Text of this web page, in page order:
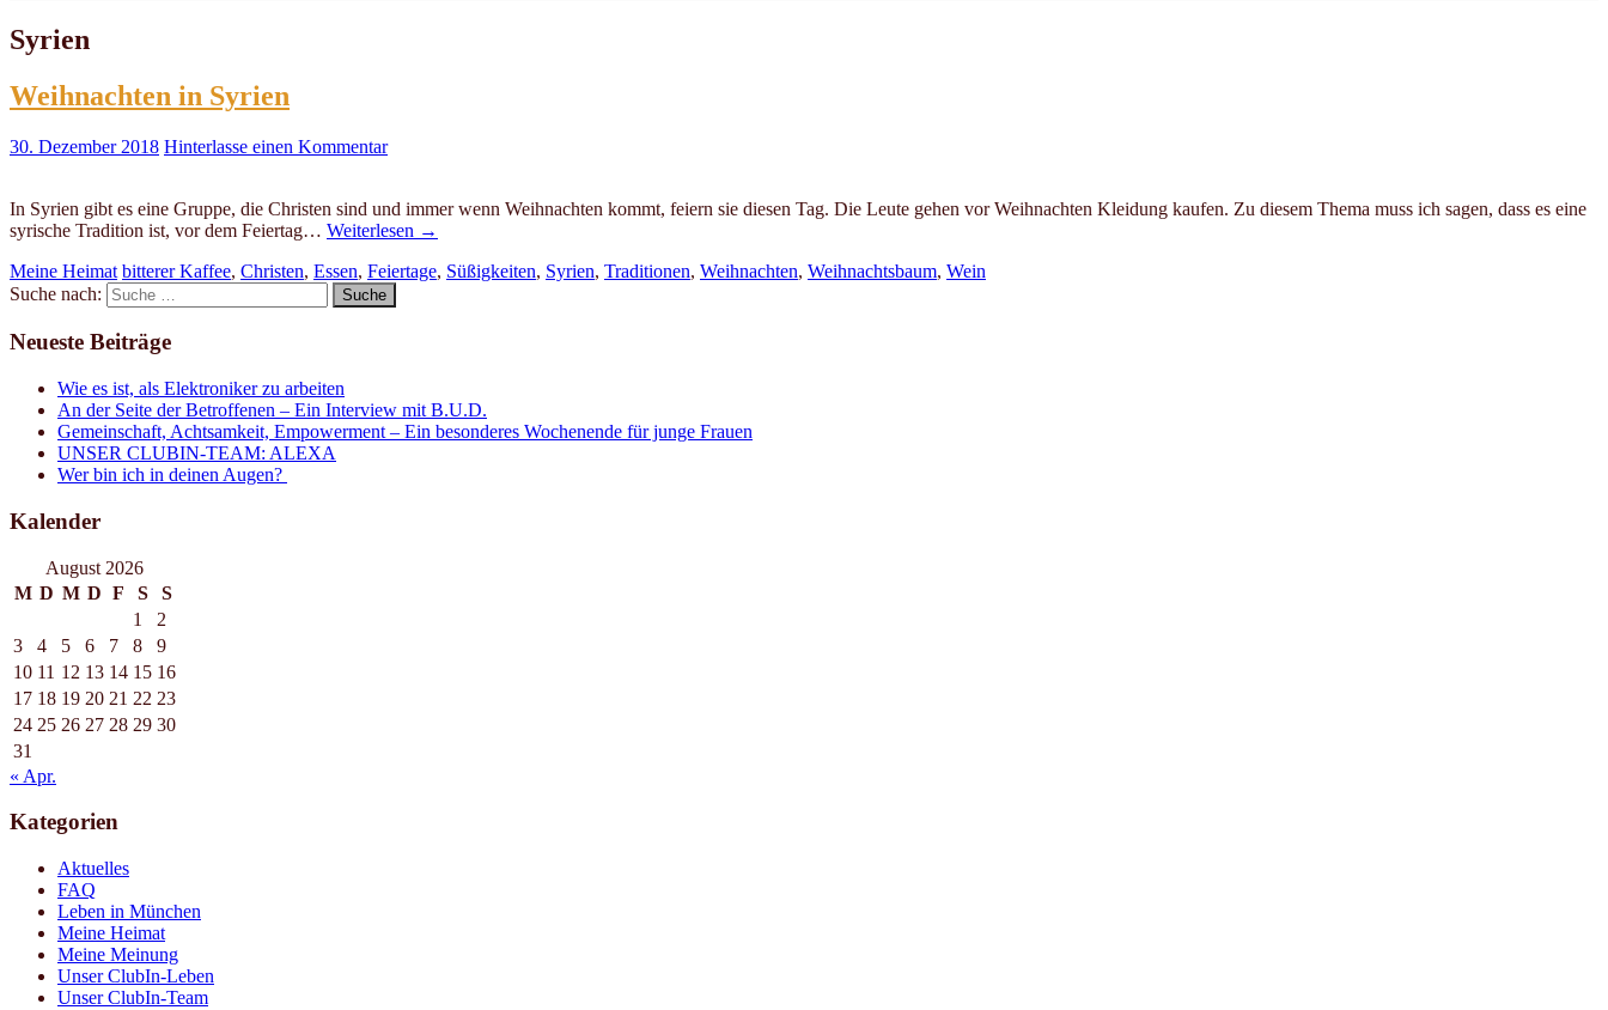
Syrien
Weihnachten in Syrien
30. Dezember 2018 Hinterlasse einen Kommentar
In Syrien gibt es eine Gruppe, die Christen sind und immer wenn Weihnachten kommt, feiern sie diesen Tag. Die Leute gehen vor Weihnachten Kleidung kaufen. Zu diesem Thema muss ich sagen, dass es eine
syrische Tradition ist, vor dem Feiertag… Weiterlesen →
Meine Heimat bitterer Kaffee, Christen, Essen, Feiertage, Süßigkeiten, Syrien, Traditionen, Weihnachten, Weihnachtsbaum, Wein
Suche nach:
Neueste Beiträge
Wie es ist, als Elektroniker zu arbeiten
An der Seite der Betroffenen – Ein Interview mit B.U.D.
Gemeinschaft, Achtsamkeit, Empowerment – Ein besonderes Wochenende für junge Frauen
UNSER CLUBIN-TEAM: ALEXA
Wer bin ich in deinen Augen?
Kalender
August 2026
M D M D F S
S
1
2
3
4 5 6 7 8
9
10 11 12 13 14 15 16
17 18 19 20 21 22 23
24 25 26 27 28 29 30
31
« Apr.
Kategorien
Aktuelles
FAQ
Leben in München
Meine Heimat
Meine Meinung
Unser ClubIn-Leben
Unser ClubIn-Team